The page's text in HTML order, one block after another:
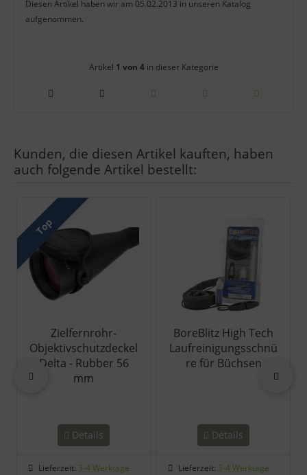
Diesen Artikel haben wir am 05.02.2013 in unseren Katalog
aufgenommen.
Artikelnavigation innerhalb
Artikel 1 von 4in dieser Kategorie
Kunden, die diesen Artikel kauften, haben
auch folgende Artikel bestellt:
Es folgt ein Produktslider - navigieren Sie mit der Tab-Taste
Top
Zielfernrohr-
Objektivschutzdeckel
Delta - Rubber 56
mm
Details
Lieferzeit: 3-4 Werktage
BoreBlitz High Tech
Laufreinigungsschnü
re für Büchsen
Details
Lieferzeit: 3-4 Werktage